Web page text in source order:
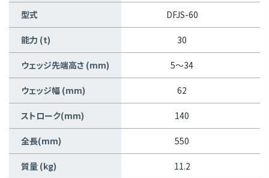
型式 DFJS-60
能力 (t) 30
ウェッジ先端高さ (mm) 5～34
ウェッジ幅 (mm) 62
ストローク(mm) 140
全長(mm) 550
質量 (kg) 11.2